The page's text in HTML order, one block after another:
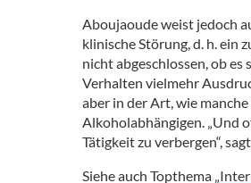
Aboujaoude weist jedoch
klinische Störung, d. h. ein
nicht abgeschlossen, ob
Verhalten vielmehr
aber in der Art, wie
Alkoholabhängigen. „Und
Tätigkeit zu verbergen“,
Siehe auch Topthema